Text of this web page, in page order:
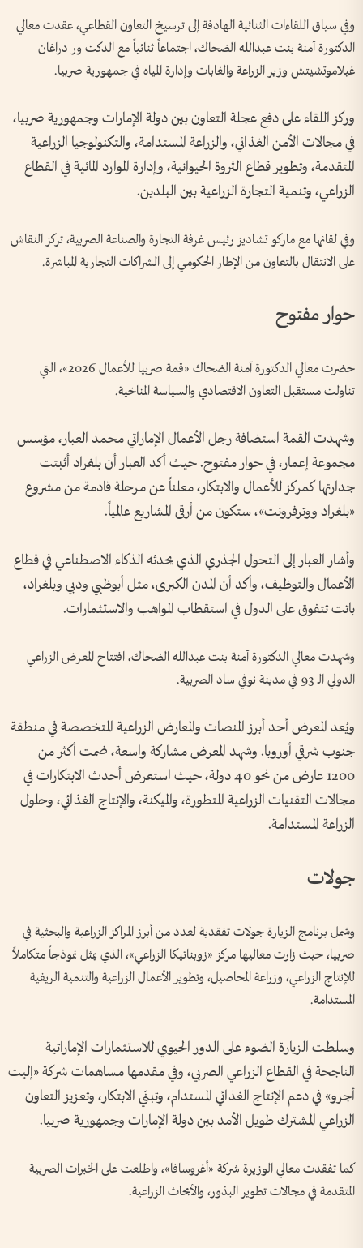
وفي سياق اللقاءات الثنائية الهادفة إلى ترسيخ التعاون القطاعي، عقدت معالي
الدكتورة آمنة بنت عبدالله الضحاك، اجتماعاً ثنائياً مع الدكت ور دراغان
غيلاموتشيتش وزير الزراعة والغابات وإدارة المياه في جمهورية صربيا.
وركز اللقاء على دفع عجلة التعاون بين دولة الإمارات وجمهورية صربيا،
في مجالات الأمن الغذائي، والزراعة المستدامة، والتكنولوجيا الزراعية
المتقدمة، وتطوير قطاع الثروة الحيوانية، وإدارة الموارد المائية في القطاع
الزراعي، وتنمية التجارة الزراعية بين البلدين.
وفي لقائها مع ماركو تشاديز رئيس غرفة التجارة والصناعة الصربية، تركز النقاش
على الانتقال بالتعاون من الإطار الحكومي إلى الشراكات التجارية المباشرة.
حوار مفتوح
حضرت معالي الدكتورة آمنة الضحاك «قمة صربيا للأعمال 2026»، التي
تناولت مستقبل التعاون الاقتصادي والسياسة المناخية.
وشهدت القمة استضافة رجل الأعمال الإماراتي محمد العبار، مؤسس
مجموعة إعمار، في حوار مفتوح. حيث أكد العبار أن بلغراد أثبتت
جدارتها كمركز للأعمال والابتكار، معلناً عن مرحلة قادمة من مشروع
«بلغراد ووترفرونت»، ستكون من أرقى المشاريع عالمياً.
وأشار العبار إلى التحول الجذري الذي يحدثه الذكاء الاصطناعي في قطاع
الأعمال والتوظيف، وأكد أن المدن الكبرى، مثل أبوظبي ودبي وبلغراد،
باتت تتفوق على الدول في استقطاب المواهب والاستثمارات.
وشهدت معالي الدكتورة آمنة بنت عبدالله الضحاك، افتتاح المعرض الزراعي
الدولي الـ 93 في مدينة نوفي ساد الصربية.
ويُعد المعرض أحد أبرز المنصات والمعارض الزراعية المتخصصة في منطقة
جنوب شرقي أوروبا. وشهد المعرض مشاركة واسعة، ضمت أكثر من
1200 عارض من نحو 40 دولة، حيث استعرض أحدث الابتكارات في
مجالات التقنيات الزراعية المتطورة، والميكنة، والإنتاج الغذائي، وحلول
الزراعة المستدامة.
جولات
وشمل برنامج الزيارة جولات تفقدية لعدد من أبرز المراكز الزراعية والبحثية في
صربيا، حيث زارت معاليها مركز «زوبناتيكا الزراعي»، الذي يمثل نموذجاً متكاملاً
للإنتاج الزراعي، وزراعة المحاصيل، وتطوير الأعمال الزراعية والتنمية الريفية
المستدامة.
وسلطت الزيارة الضوء على الدور الحيوي للاستثمارات الإماراتية
الناجحة في القطاع الزراعي الصربي، وفي مقدمها مساهمات شركة «إليت
أجرو» في دعم الإنتاج الغذائي المستدام، وتبنّي الابتكار، وتعزيز التعاون
الزراعي المشترك طويل الأمد بين دولة الإمارات وجمهورية صربيا.
كما تفقدت معالي الوزيرة شركة «أغروسافا»، واطلعت على الخبرات الصربية
المتقدمة في مجالات تطوير البذور، والأبحاث الزراعية.